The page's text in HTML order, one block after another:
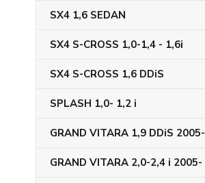
SX4 1,6 SEDAN
SX4 S-CROSS 1,0-1,4 - 1,6i
SX4 S-CROSS 1,6 DDiS
SPLASH 1,0- 1,2 i
GRAND VITARA 1,9 DDiS 2005-
GRAND VITARA 2,0-2,4 i 2005-